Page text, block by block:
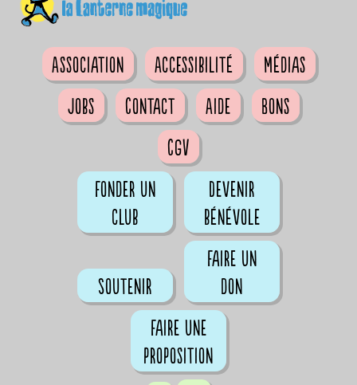
Association Accessibilité
Médias
Jobs
Contact Aide
Bons
CGV
Fonder un
club
Devenir
bénévole
Soutenir
Faire un
don
Faire une
proposition